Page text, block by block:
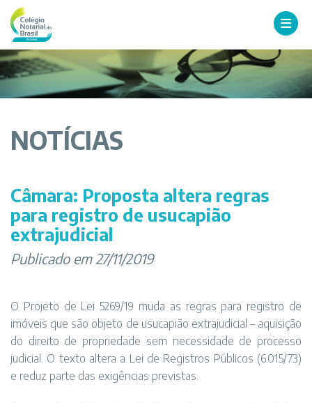
NOTÍCIAS
Câmara: Proposta altera regras
para registro de usucapião
extrajudicial
Publicado em 27/11/2019
O Projeto de Lei 5269/19 muda as regras para registro de
imóveis que são objeto de usucapião extrajudicial – aquisição
do direito de propriedade sem necessidade de processo
judicial. O texto altera a Lei de Registros Públicos (6.015/73)
e reduz parte das exigências previstas.